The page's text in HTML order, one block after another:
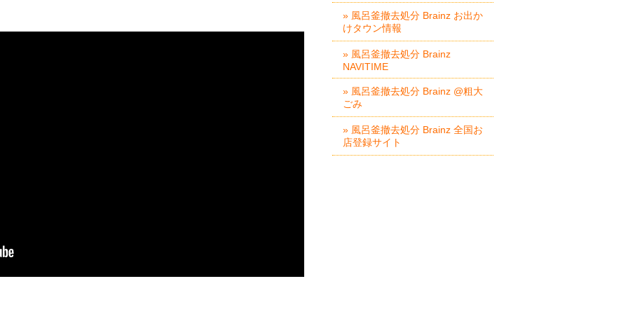
» 風呂釜撤去処分 Brainz お出か
けタウン情報
» 風呂釜撤去処分 Brainz
NAVITIME
» 風呂釜撤去処分 Brainz @粗大
ごみ
» 風呂釜撤去処分 Brainz 全国お
店登録サイト